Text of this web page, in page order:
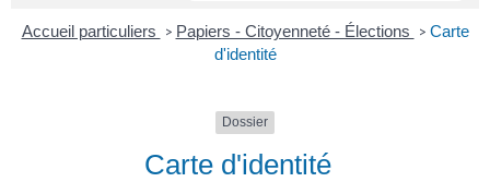
Accueil particuliers > Papiers - Citoyenneté - Élections > Carte
d'identité
Dossier
Carte d'identité